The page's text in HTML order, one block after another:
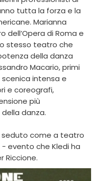
tutta la forza e la
Marianna
dell’Opera di Roma e
stesso teatro che
della danza
Macario, primi
intensa e
e coreografi,
più
danza.
seduto come a teatro
evento che Kledi ha
Riccione.